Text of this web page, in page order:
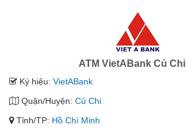
ATM VietABank Củ Chi
Ký hiệu: VietABank
Quận/Huyện: Củ Chi
Tỉnh/TP: Hồ Chí Minh